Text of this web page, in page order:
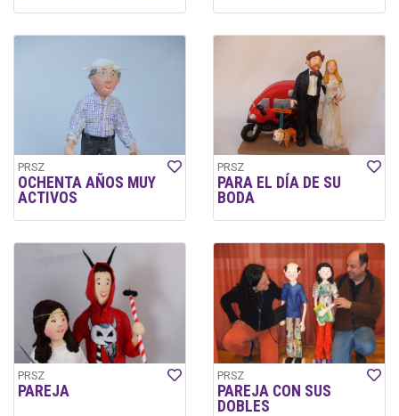
PRSZ
OCHENTA AÑOS MUY
ACTIVOS
PRSZ
PARA EL DÍA DE SU
BODA
PRSZ
PAREJA
PRSZ
PAREJA CON SUS
DOBLES